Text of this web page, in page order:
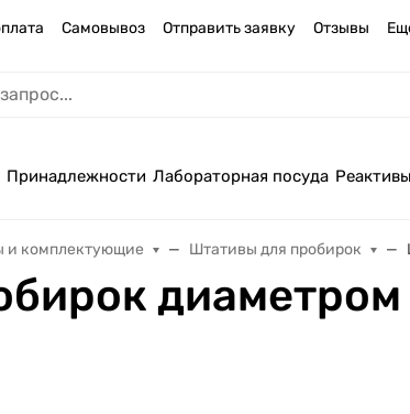
Самовывоз Отправить заявку Отзывы
Принадлежности Лабораторная посуда Реактивы
и комплектующие Штативы для пробирок
диаметром